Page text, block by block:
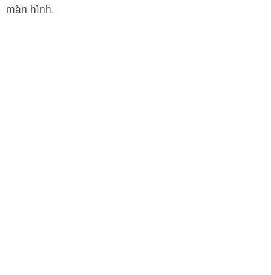
màn hình.